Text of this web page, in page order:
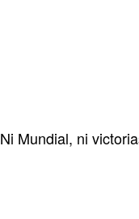
Ni Mundial, ni